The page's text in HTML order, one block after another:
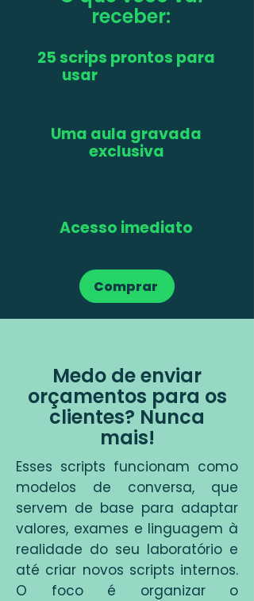
receber:
25 scrips prontos para
usar
Uma aula gravada
exclusiva
Acesso imediato
Comprar
Medo de enviar
orçamentos para os
clientes? Nunca
mais!
Esses scripts funcionam como
modelos de conversa, que
servem de base para adaptar
valores, exames e linguagem à
realidade do seu laboratório e
até criar novos scripts internos.
O foco é organizar o